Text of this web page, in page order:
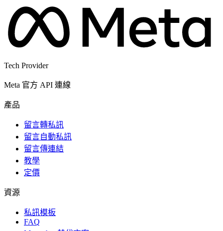
Tech Provider
Meta 官方 API 連線
產品
留言轉私訊
留言自動私訊
留言傳連結
教學
定價
資源
私訊模板
FAQ